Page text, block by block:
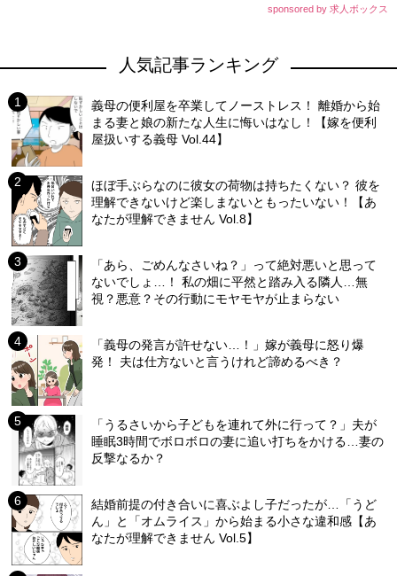
sponsored by 求人ボックス
人気記事ランキング
義母の便利屋を卒業してノーストレス！ 離婚から始
まる妻と娘の新たな人生に悔いはなし！【嫁を便利
屋扱いする義母 Vol.44】
ほぼ手ぶらなのに彼女の荷物は持ちたくない？ 彼を
理解できないけど楽しまないともったいない！【あ
なたが理解できません Vol.8】
「あら、ごめんなさいね？」って絶対悪いと思って
ないでしょ…！ 私の畑に平然と踏み入る隣人…無
視？悪意？その行動にモヤモヤが止まらない
「義母の発言が許せない…！」嫁が義母に怒り爆
発！ 夫は仕方ないと言うけれど諦めるべき？
「うるさいから子どもを連れて外に行って？」夫が
睡眠3時間でボロボロの妻に追い打ちをかける…妻の
反撃なるか？
結婚前提の付き合いに喜ぶよし子だったが…「うど
ん」と「オムライス」から始まる小さな違和感【あ
なたが理解できません Vol.5】